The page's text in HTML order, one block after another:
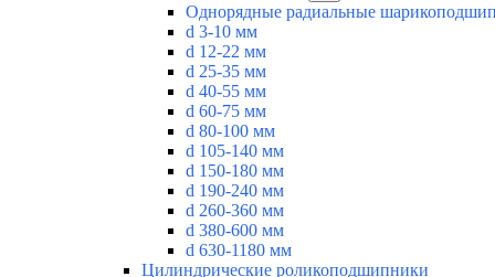
Однорядные радиальные
d 3-10 мм
d 12-22 мм
d 25-35 мм
d 40-55 мм
d 60-75 мм
d 80-100 мм
d 105-140 мм
d 150-180 мм
d 190-240 мм
d 260-360 мм
d 380-600 мм
d 630-1180 мм
Цилиндрические роликоподшипники